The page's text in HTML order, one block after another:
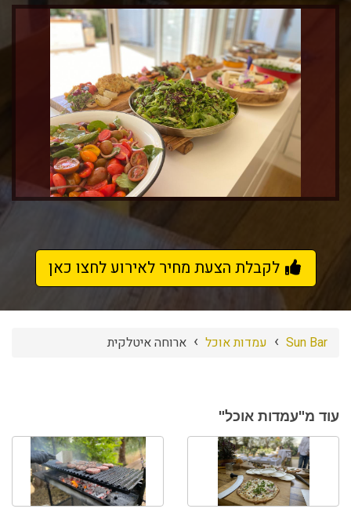
לקבלת הצעת מחיר לאירוע לחצו כאן
Sun Bar
› עמדות אוכל › ארוחה איטלקית
עוד מ"עמדות אוכל"